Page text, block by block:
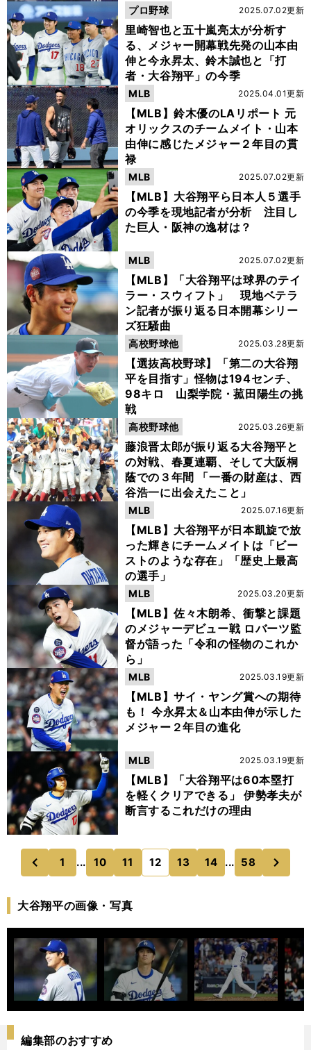
里崎智也と五十嵐亮太が分析す
る、メジャー開幕戦先発の山本由
伸と今永昇太、鈴木誠也と「打
者・大谷翔平」の今季
2025.07.02更新
プロ野球
【MLB】鈴木優のLAリポート 元
オリックスのチームメイト・山本
由伸に感じたメジャー２年目の貫
禄
2025.04.01更新
MLB
【MLB】大谷翔平ら日本人５選手
の今季を現地記者が分析 注目し
た巨人・阪神の逸材は？
2025.07.02更新
MLB
【MLB】「大谷翔平は球界のテイ
ラー・スウィフト」 現地ベテラ
ン記者が振り返る日本開幕シリー
ズ狂騒曲
2025.07.02更新
MLB
【選抜高校野球】「第二の大谷翔
平を目指す」怪物は194センチ、
98キロ 山梨学院・菰田陽生の挑
戦
2025.03.28更新
高校野球他
藤浪晋太郎が振り返る大谷翔平と
の対戦、春夏連覇、そして大阪桐
蔭での３年間 「一番の財産は、西
谷浩一に出会えたこと」
2025.03.26更新
高校野球他
【MLB】大谷翔平が日本凱旋で放
った輝きにチームメイトは「ビー
ストのような存在」「歴史上最高
の選手」
2025.07.16更新
MLB
【MLB】佐々木朗希、衝撃と課題
のメジャーデビュー戦 ロバーツ監
督が語った「令和の怪物のこれか
ら」
2025.03.20更新
MLB
【MLB】サイ・ヤング賞への期待
も！ 今永昇太＆山本由伸が示した
メジャー２年目の進化
2025.03.19更新
MLB
【MLB】「大谷翔平は60本塁打
を軽くクリアできる」 伊勢孝夫が
断言するこれだけの理由
2025.03.19更新
MLB
前
1 ... 10 11 12 13 14 ... 58
大谷翔平の画像・写真
編集部のおすすめ